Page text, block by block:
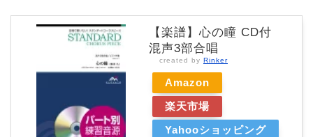
【楽譜】心の瞳 CD付
混声3部合唱
created by Rinker
Amazon
楽天市場
Yahooショッピング